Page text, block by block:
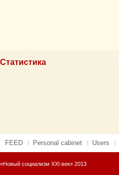
Статистика
FEED Personal cabinet Users
«Новый социализм XXI век» 2013